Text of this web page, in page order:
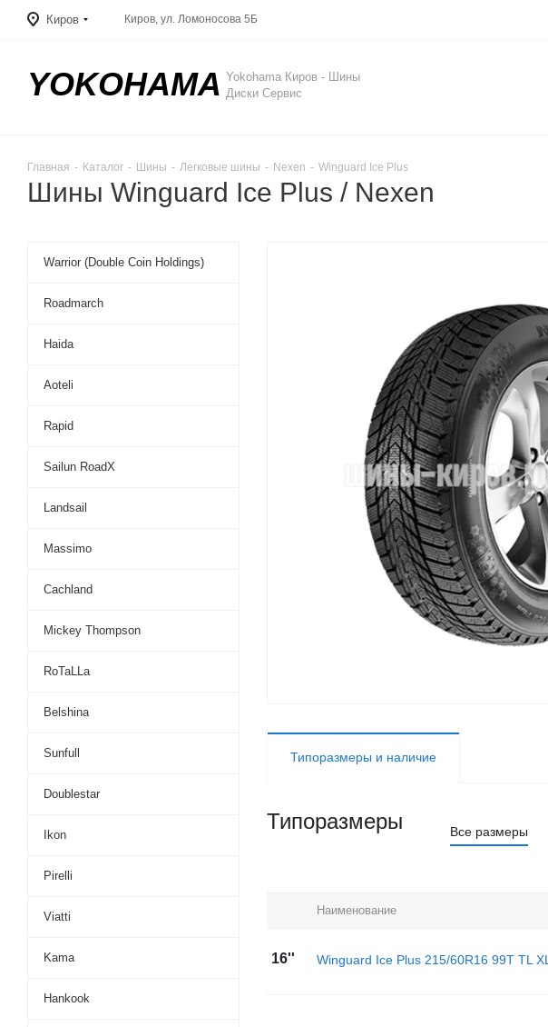
Киров Киров, ул. Ломоносова 5Б
YOKOHAMA Yokohama Киров - Шины
Диски Сервис
Главная - Каталог - Шины - Легковые шины - Nexen - Winguard Ice Plus
Шины Winguard Ice Plus / Nexen
Типоразмеры и наличие
Типоразмеры Все размеры
Наименование
16'' Winguard Ice Plus 215/60R16 99T TL XL
Warrior (Double Coin Holdings)
Roadmarch
Haida
Aoteli
Rapid
Sailun RoadX
Landsail
Massimo
Cachland
Mickey Thompson
RoTaLLa
Belshina
Sunfull
Doublestar
Ikon
Pirelli
Viatti
Kama
Hankook